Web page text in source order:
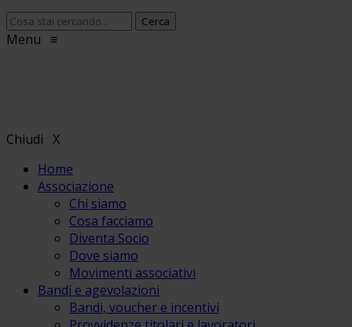
Menu ≡
Chiudi X
Home
Associazione
Chi siamo
Cosa facciamo
Diventa Socio
Dove siamo
Movimenti associativi
Bandi e agevolazioni
Bandi, voucher e incentivi